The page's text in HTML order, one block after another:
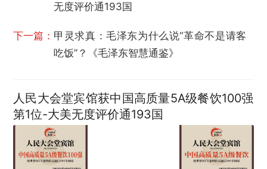
无度评价通193国
下一篇： 甲灵求真：毛泽东为什么说“革命不是请客
吃饭”？《毛泽东智慧通鉴》
人民大会堂宾馆获中国高质量5A级餐饮100强
第1位-大美无度评价通193国